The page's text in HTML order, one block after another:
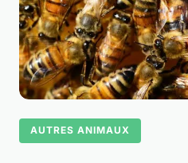
AUTRES ANIMAUX